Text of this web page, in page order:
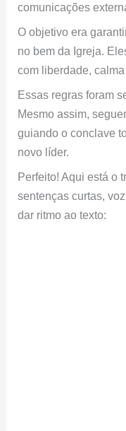
comunicações
O objetivo era
no bem da Igreja.
com liberdade,
Essas regras foram
Mesmo assim,
guiando o conclave
novo líder.
Perfeito! Aqui está o
sentenças curtas,
dar ritmo ao texto: